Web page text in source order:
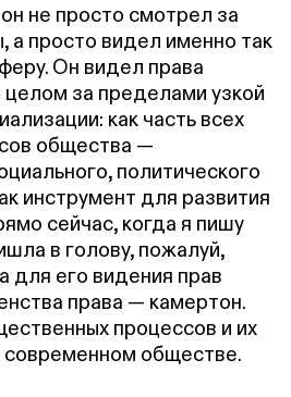
не просто смотрел за
а просто видел именно так
Он видел права
целом за пределами узкой
как часть всех
общества —
политического
инструмент для развития
сейчас, когда я пишу
в голову, пожалуй,
для его видения прав
права — камертон.
процессов и их
обществе.